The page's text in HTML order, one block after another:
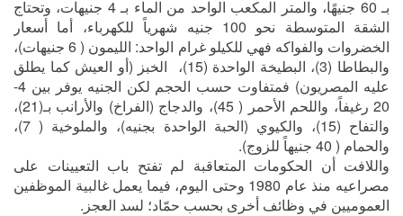
بـ 60 جنيهًا، والمتر المكعب الواحد من الماء بـ 4 جنيهات، وتحتاج
الشقة المتوسطة نحو 100 جنيه شهرياً للكهرباء، أما أسعار
الخضروات والفواكه فهي للكيلو غرام الواحد: الليمون ( 6 جنيهات)،
والبطاطا (3)، البطيخة الواحدة (15)، الخبز (أو العيش كما يطلق
عليه المصريون) فمتفاوت حسب الحجم لكن الجنيه يوفر بين 4-
20 رغيفاً، واللحم الأحمر ( 45)، والدجاج (الفراخ) والأرانب بـ(21)،
والتفاح (15)، والكيوي (الحبة الواحدة بجنيه)، والملوخية ( 7)،
والحمام ( 40 جنيهاً للزوج).
واللافت أن الحكومات المتعاقبة لم تفتح باب التعيينات على
مصراعيه منذ عام 1980 وحتى اليوم، فيما يعمل غالبية الموظفين
العموميين في وظائف أخرى بحسب حمّاد؛ لسد العجز.